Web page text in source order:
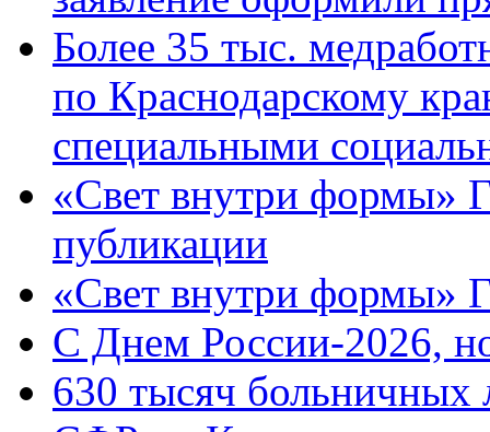
Более 35 тыс.
по Краснодарскому
специальными
«Свет внутри формы»
публикации
«Свет внутри формы»
C Днем России-2026,
630 тысяч больничных